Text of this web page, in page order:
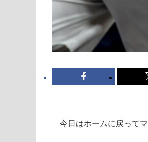
今日はホームに戻って